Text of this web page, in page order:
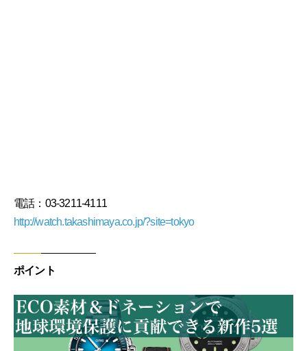
電話：03-3211-4111
http://watch.takashimaya.co.jp/?site=tokyo
ポイント